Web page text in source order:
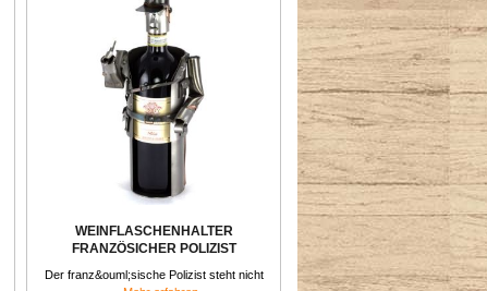
WEINFLASCHENHALTER
FRANZÖSICHER POLIZIST
Der franz&ouml;sische Polizist steht nicht